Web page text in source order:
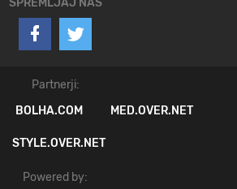
SPREMLJAJ NAS
Partnerji:
BOLHA.COM MED.OVER.NET
STYLE.OVER.NET
Powered by: